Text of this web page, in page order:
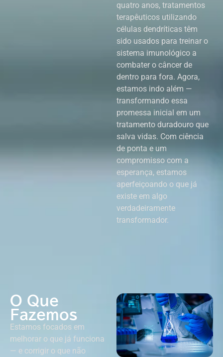
quatro anos, tratamentos
terapêuticos utilizando
células dendríticas têm
sido usados para treinar o
sistema imunológico a
combater o câncer de
dentro para fora. Agora,
estamos indo além —
transformando essa
promessa inicial em um
tratamento duradouro que
salva vidas. Com ciência
de ponta e um
compromisso com a
esperança, estamos
aperfeiçoando o que já
existe em algo
verdadeiramente
transformador.
O Que
Fazemos
Estamos focados em
melhorar o que já funciona
— e corrigir o que não